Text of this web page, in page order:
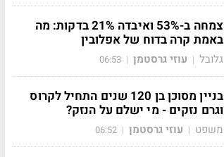
צמחה ב-53% ואיבדה 21% בדקות: מה
באמת קרה בדוח של אפלובין
גלובל | עוזי גרסטמן |
06:53
בניין מסוכן בן 120 שנים התחיל לקרוס
וגרם נזקים - מי ישלם על הנזק?
משפט | עוזי גרסטמן |
06:52